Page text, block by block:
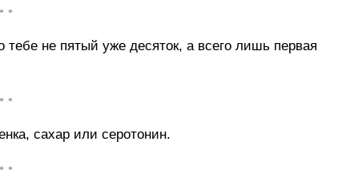
•
тебе не пятый уже десяток, а всего лишь первая
•
сахар или серотонин.
•